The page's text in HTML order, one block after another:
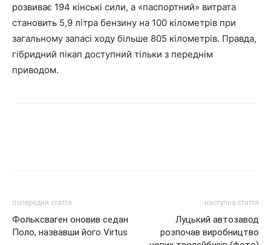
розвиває 194 кінські сили, а «паспортний» витрата
становить 5,9 літра бензину на 100 кілометрів при
загальному запасі ходу більше 805 кілометрів. Правда,
гібридний пікап доступний тільки з переднім
приводом.
попередня стаття
Фольксваген оновив седан
Поло, назвавши його Virtus
наступна стаття
Луцький автозавод
розпочав виробництво